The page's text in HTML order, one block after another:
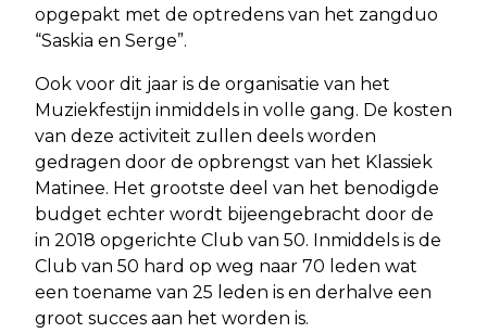
opgepakt met de optredens van het zangduo
“Saskia en Serge”.
Ook voor dit jaar is de organisatie van het
Muziekfestijn inmiddels in volle gang. De kosten
van deze activiteit zullen deels worden
gedragen door de opbrengst van het Klassiek
Matinee. Het grootste deel van het benodigde
budget echter wordt bijeengebracht door de
in 2018 opgerichte Club van 50. Inmiddels is de
Club van 50 hard op weg naar 70 leden wat
een toename van 25 leden is en derhalve een
groot succes aan het worden is.